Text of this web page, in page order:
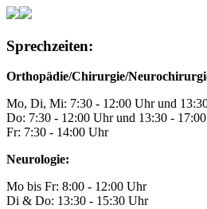
Sprechzeiten:
Orthopädie/Chirurgie/
Mo, Di, Mi: 7:30 - 12:00 Uhr und
Do: 7:30 - 12:00 Uhr und 13:30 -
Fr: 7:30 - 14:00 Uhr
Neurologie:
Mo bis Fr: 8:00 - 12:00 Uhr
Di & Do: 13:30 - 15:30 Uhr